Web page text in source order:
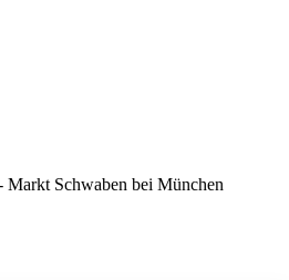
Schwaben bei München